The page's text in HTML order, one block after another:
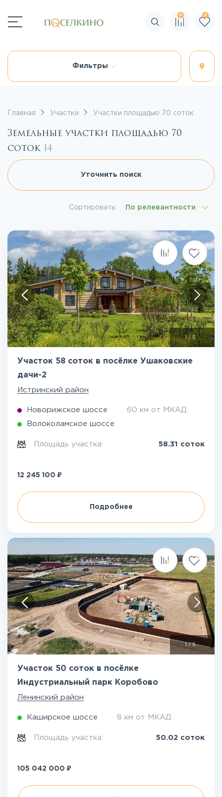
Поиск по сайту
0 0
Фильтры
Главная Участки Участки площадью 70 соток
Земельные участки площадью 70
соток 14
Уточнить поиск
Сортировать: По релевантности
1/5
Участок 58 соток в посёлке Ушаковские
дачи-2
Истринский район
Новорижское шоссе 60 км от МКАД
Волоколамское шоссе
Площадь участка: 58.31 соток
12 245 100 ₽
Подробнее
/5
Участок 50 соток в посёлке
Индустриальный парк Коробово
Ленинский район
Каширское шоссе 8 км от МКАД
Площадь участка: 50.02 соток
105 042 000 ₽